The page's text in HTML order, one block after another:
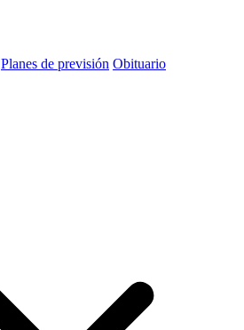
Planes de previsión Obituario